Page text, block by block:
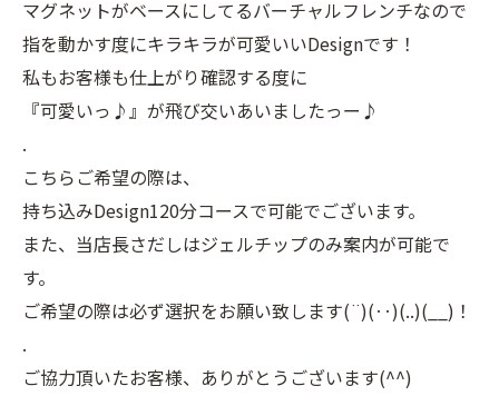
マグネットがベースにしてるバーチャルフレンチなので
指を動かす度にキラキラが可愛いいDesignです！
私もお客様も仕上がり確認する度に
『可愛いっ♪』が飛び交いあいましたっー♪
.
こちらご希望の際は、
持ち込みDesign120分コースで可能でございます。
また、当店長さだしはジェルチップのみ案内が可能で
す。
ご希望の際は必ず選択をお願い致します(¨)(‥)(..)(__)！
.
ご協力頂いたお客様、ありがとうございます(^^)